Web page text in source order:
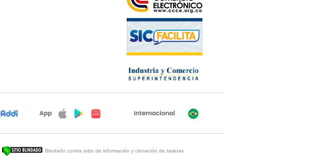
Blindado contra robo de información y clonación de tarjetas